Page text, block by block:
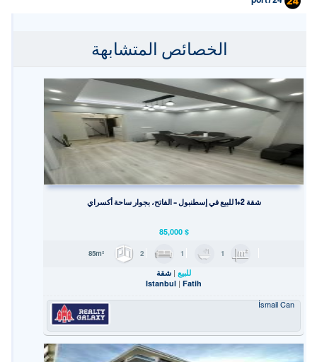
الخصائص المتشابهة
شقة 2+1 للبيع في إسطنبول – الفاتح، بجوار ساحة أكسراي
$
85,000
2 1 1
للبيع شقة
Istanbul Fatih
İsmail Can